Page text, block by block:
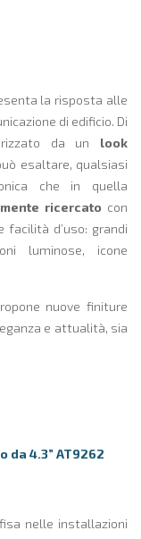
la risposta alle
di edificio. Di
da un look
esaltare, qualsiasi
che in quella
ricercato con
d’uso: grandi
luminose, icone
nuove finiture
e attualità, sia
da 4.3” AT9262
nelle installazioni